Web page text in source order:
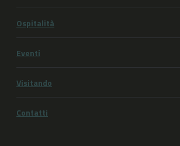
Ospitalità
Eventi
Visitando
Contatti